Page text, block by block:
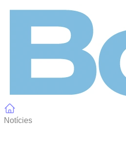
Notícies